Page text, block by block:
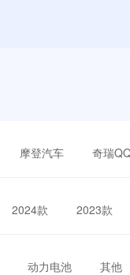
摩登汽车 奇瑞
2024款 2023款
动力电池 其他